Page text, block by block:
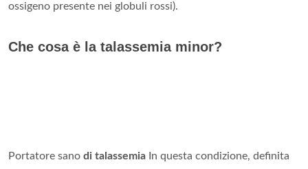
ossigeno presente nei globuli rossi).
Che cosa è la talassemia minor?
Portatore sano di talassemia In questa condizione, definita